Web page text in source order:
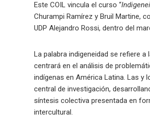
Este COIL vincula el curso “
Churampi Ramírez y Bruil Martine,
UDP Alejandro Rossi, dentro del
La palabra indigeneidad se refiere
centrará en el análisis de
indígenas en América Latina. Las y
central de investigación,
síntesis colectiva presentada en
intercultural.